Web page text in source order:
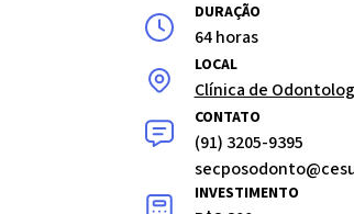
DURAÇÃO
64 horas
LOCAL
Clínica de
CONTATO
(91) 3205-9395
INVESTIMENTO